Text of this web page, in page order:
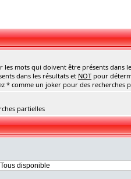
les mots qui doivent être présents dans
dans les résultats et NOT pour
* comme un joker pour des recherches
partielles